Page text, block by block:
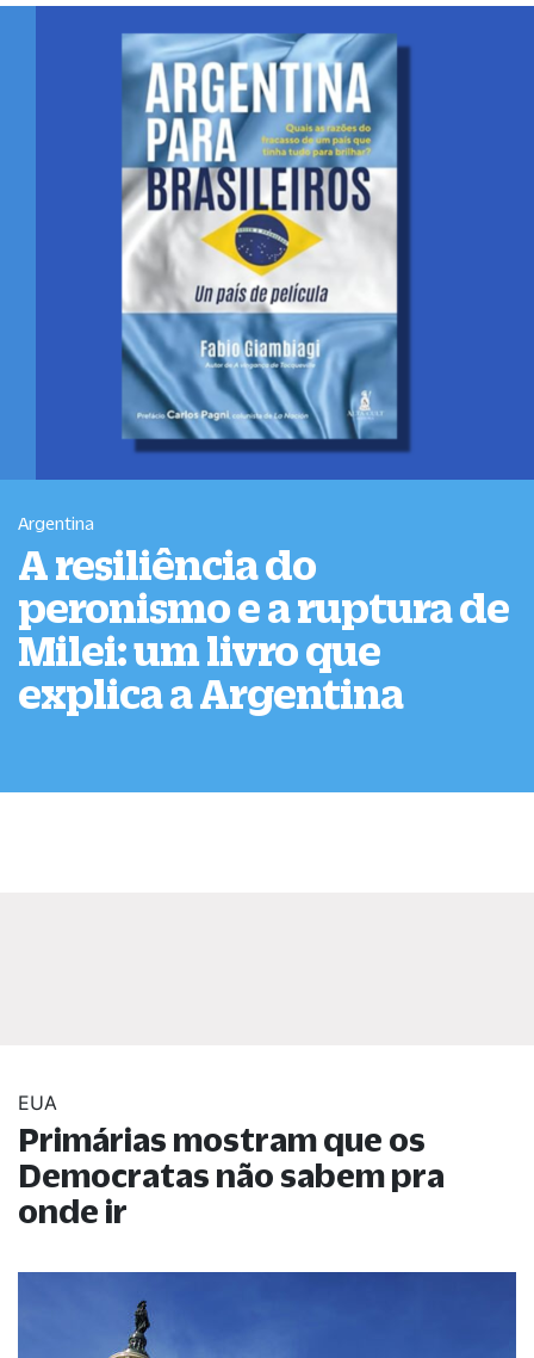
Argentina
A resiliência do
peronismo e a ruptura de
Milei: um livro que
explica a Argentina
EUA
Primárias mostram que os
Democratas não sabem pra
onde ir